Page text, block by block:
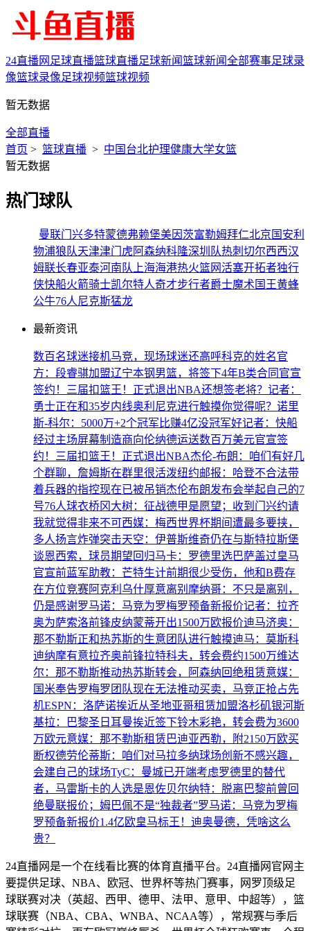
24直播网 足球直播篮球直播足球新闻篮球新闻全部赛事足球录
像篮球录像足球视频篮球视频
暂无数据
全部直播
首页 > 篮球直播 > 中国台北护理健康大学女篮
暂无数据
热门球队
曼联门兴多特蒙德弗赖堡美因茨富勒姆拜仁北京国安利
物浦狼队天津津门虎 阿森纳科隆深圳队热刺 切尔西西汉
姆联长春亚泰河南队 上海海港热火篮网活塞开拓者独行
侠快船火箭骑士凯尔特人奇才步行者爵士魔术国王黄蜂
公牛76人 尼克斯猛龙
最新资讯
数百名球迷接机马竞，现场球迷还高呼科克的姓名官
方：段睿骐加盟辽宁本钢男篮，将签下4年B类合同 官宣
签约！三届扣篮王！正式退出NBA还想签老将？记者：
勇士正在和35岁内线奥利尼克进行触摸你觉得呢？诺里
斯-科尔：5000万+2个冠军比赚4亿没冠军好记者：快船
经过主场屏幕制造商向伦纳德运送数百万美元官宣签
约！三届扣篮王！正式退出NBA杰伦-布朗：咱们有好几
个群聊，詹姆斯在群里很活泼纽约邮报：哈登不合法带
着兵器的指控现在已被吊销杰伦布朗发布会举起自己的7
号76人球衣桥冈大树：征战德甲是愿望；收到门兴约请
我就觉得非来不可西媒：梅西世界杯期间遭最多要挟，
多人扬言炸弹突击天空：伊普斯维奇仍在与斯特拉斯堡
谈恩西索，球员期望回归马卡：罗德里选巴萨盖过皇马
官宣前蓝军助教：芒特生计前期很少受伤，他和B费存
在方位竞赛阿克利乌什厚意离别摩纳哥：不只是离别，
仍是感谢罗马诺：马竞为罗梅罗预备新报价记者：拉齐
奥为萨索洛前锋皮纳蒙蒂开出1500万欧报价迪马济奥：
那不勒斯正和热苏斯的生意团队进行触摸迪马：莫斯科
迪纳摩有意拉齐奥前锋拉特科夫，转会费约1500万维达
尔：那不勒斯推动热苏斯转会，阿森纳回绝租赁意媒：
国米奉告罗梅罗团队现在无法推动买卖，马竞正抢占先
机ESPN：洛萨诺挨近从圣地亚哥租赁加盟洛杉矶银河斯
基拉：巴黎圣日耳曼挨近签下铃木彩艳，转会费为3600
万欧元意媒：那不勒斯租赁巴迪亚西勒，附2150万欧买
断权德劳伦蒂斯：咱们对马拉多纳球场创新不感兴趣，
会建自己的球场TyC：曼城已开端考虑罗德里的替代
者，马雷斯卡的人选是恩佐贝尔纳特：脱离巴黎前曾回
绝曼联报价；姆巴佩不是“独裁者”罗马诺：马竞为罗梅
罗预备新报价1.4亿欧皇马标王！迪奥曼德，凭啥这么
贵？
24直播网是一个在线看比赛的体育直播平台。24直播网官网主
要提供足球、NBA、欧冠、世界杯等热门赛事，网罗顶级足
球联赛对决（英超、西甲、德甲、法甲、意甲、中超等），篮
球联赛（NBA、CBA、WNBA、NCAA等），常规赛与季后